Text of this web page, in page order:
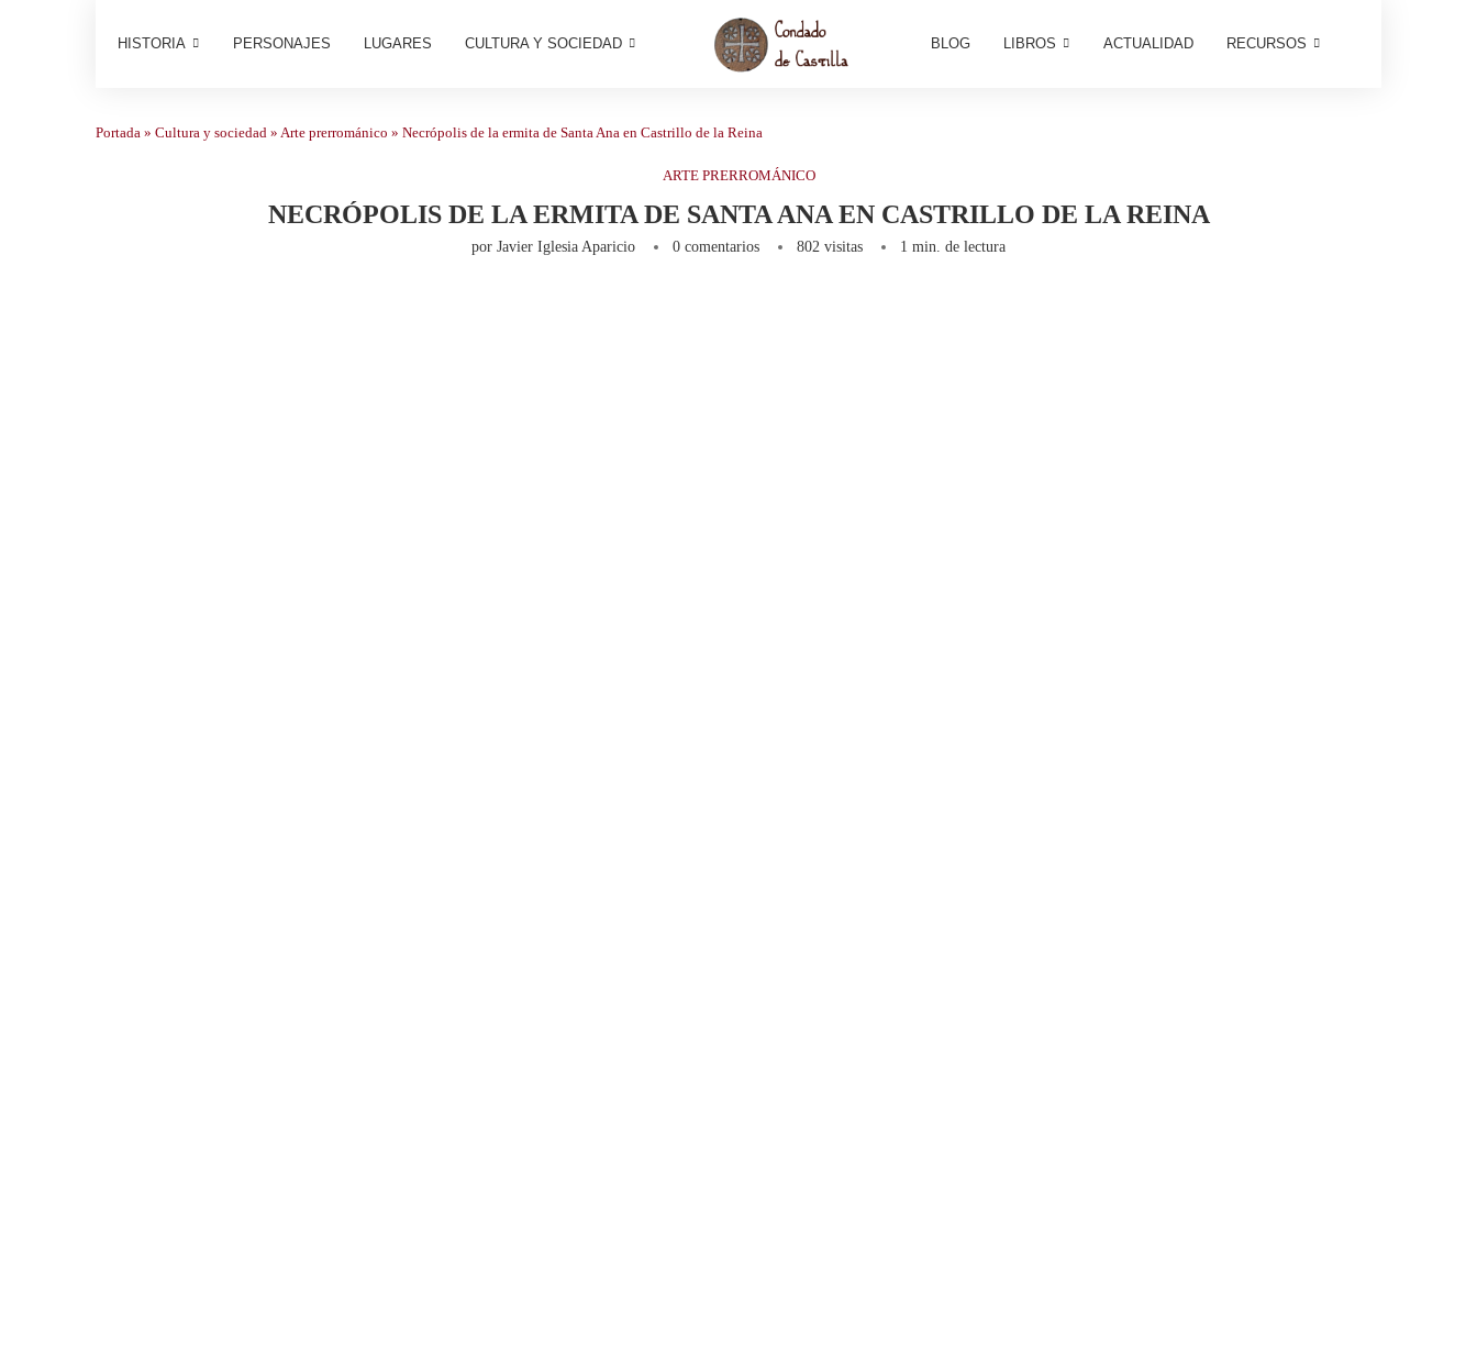
HISTORIA PERSONAJES LUGARES CULTURA Y SOCIEDAD BLOG LIBROS ACTUALIDAD RECURSOS
Portada » Cultura y sociedad » Arte prerrománico » Necrópolis de la ermita de Santa Ana en Castrillo de la Reina
ARTE PRERROMÁNICO
NECRÓPOLIS DE LA ERMITA DE SANTA ANA EN CASTRILLO DE LA REINA
por Javier Iglesia Aparicio 0 comentarios 802 visitas 1 min. de lectura